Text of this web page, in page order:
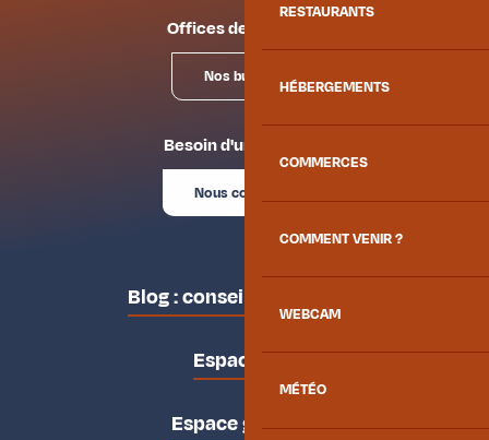
RESTAURANTS
HÉBERGEMENTS
COMMERCES
COMMENT VENIR ?
WEBCAM
MÉTÉO
Offices de tourisme
Nos bureaux
Besoin d'un conseil ?
Nous contacter
Blog : conseils des locaux
Espace pro
Espace groupes